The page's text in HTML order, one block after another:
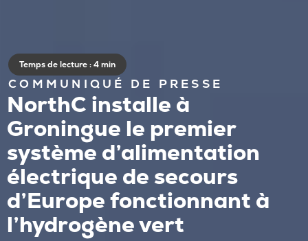
COMMUNIQUÉ DE PRESSE
Temps de lecture : 4 min
NorthC installe à
Groningue le premier
système d’alimentation
électrique de secours
d’Europe fonctionnant à
l’hydrogène vert